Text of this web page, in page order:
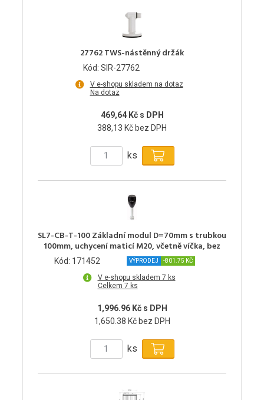
27762 TWS-nástěnný držák
Kód: SIR-27762
V e-shopu skladem na dotaz
Na dotaz
469,64 Kč s DPH
388,13 Kč bez DPH
ks
SL7-CB-T-100 Základní modul D=70mm s trubkou
100mm, uchycení maticí M20, včetně víčka, bez
Kód: 171452 VÝPRODEJ -801.75 KČ
V e-shopu skladem 7 ks
Celkem 7 ks
1,996.96 Kč s DPH
1,650.38 Kč bez DPH
ks